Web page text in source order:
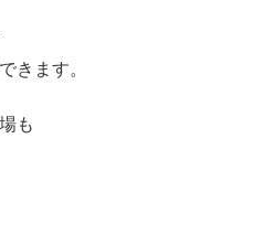
きます。
も